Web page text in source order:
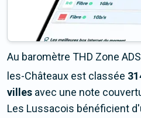
Au baromètre THD Zone
les-Châteaux est classée
villes avec une note
Les Lussacois bénéficient